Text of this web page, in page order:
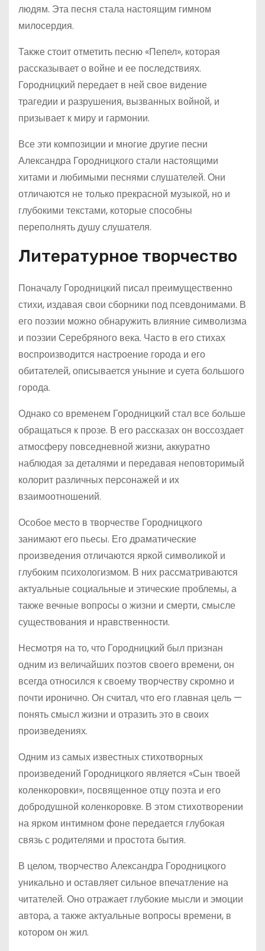
людям. Эта песня стала настоящим гимном
милосердия.
Также стоит отметить песню «Пепел», которая
рассказывает о войне и ее последствиях.
Городницкий передает в ней свое видение
трагедии и разрушения, вызванных войной, и
призывает к миру и гармонии.
Все эти композиции и многие другие песни
Александра Городницкого стали настоящими
хитами и любимыми песнями слушателей. Они
отличаются не только прекрасной музыкой, но и
глубокими текстами, которые способны
переполнять душу слушателя.
Литературное творчество
Поначалу Городницкий писал преимущественно
стихи, издавая свои сборники под псевдонимами. В
его поэзии можно обнаружить влияние символизма
и поэзии Серебряного века. Часто в его стихах
воспроизводится настроение города и его
обитателей, описывается уныние и суета большого
города.
Однако со временем Городницкий стал все больше
обращаться к прозе. В его рассказах он воссоздает
атмосферу повседневной жизни, аккуратно
наблюдая за деталями и передавая неповторимый
колорит различных персонажей и их
взаимоотношений.
Особое место в творчестве Городницкого
занимают его пьесы. Его драматические
произведения отличаются яркой символикой и
глубоким психологизмом. В них рассматриваются
актуальные социальные и этические проблемы, а
также вечные вопросы о жизни и смерти, смысле
существования и нравственности.
Несмотря на то, что Городницкий был признан
одним из величайших поэтов своего времени, он
всегда относился к своему творчеству скромно и
почти иронично. Он считал, что его главная цель —
понять смысл жизни и отразить это в своих
произведениях.
Одним из самых известных стихотворных
произведений Городницкого является «Сын твоей
коленкоровки», посвященное отцу поэта и его
добродушной коленкоровке. В этом стихотворении
на ярком интимном фоне передается глубокая
связь с родителями и простота бытия.
В целом, творчество Александра Городницкого
уникально и оставляет сильное впечатление на
читателей. Оно отражает глубокие мысли и эмоции
автора, а также актуальные вопросы времени, в
котором он жил.